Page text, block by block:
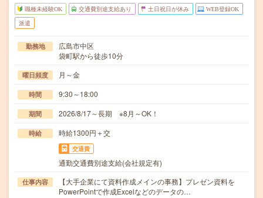
職種未経験OK 交通費別途支給あり 土日祝日が休み WEB登録OK
派遣
勤務地
広島市中区
袋町駅から徒歩10分
曜日頻度 月～金
時間 9:30～18:00
期間 2026/8/17～長期 ※8月～OK！
時給 時給1300円＋交
交通費
通勤交通費別途支給(会社規定有)
仕事内容
【大手企業にて資料作成メインの事務】プレゼン資料を
PowerPointで作成Excelなどのデータの…